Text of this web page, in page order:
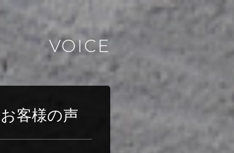
VOICE
お客様の声